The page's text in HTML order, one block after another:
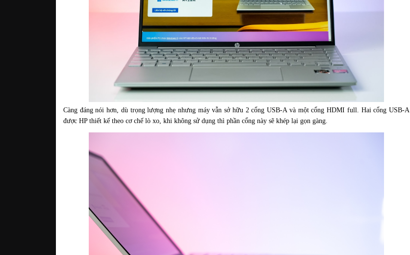
Càng đáng nói hơn, dù trọng lượng nhẹ nhưng máy vẫn sở hữu 2 cổng USB-A và một cổng HDMI full. Hai cổng USB-A
được HP thiết kế theo cơ chế lò xo, khi không sử dụng thì phần cổng này sẽ khép lại gọn gàng.